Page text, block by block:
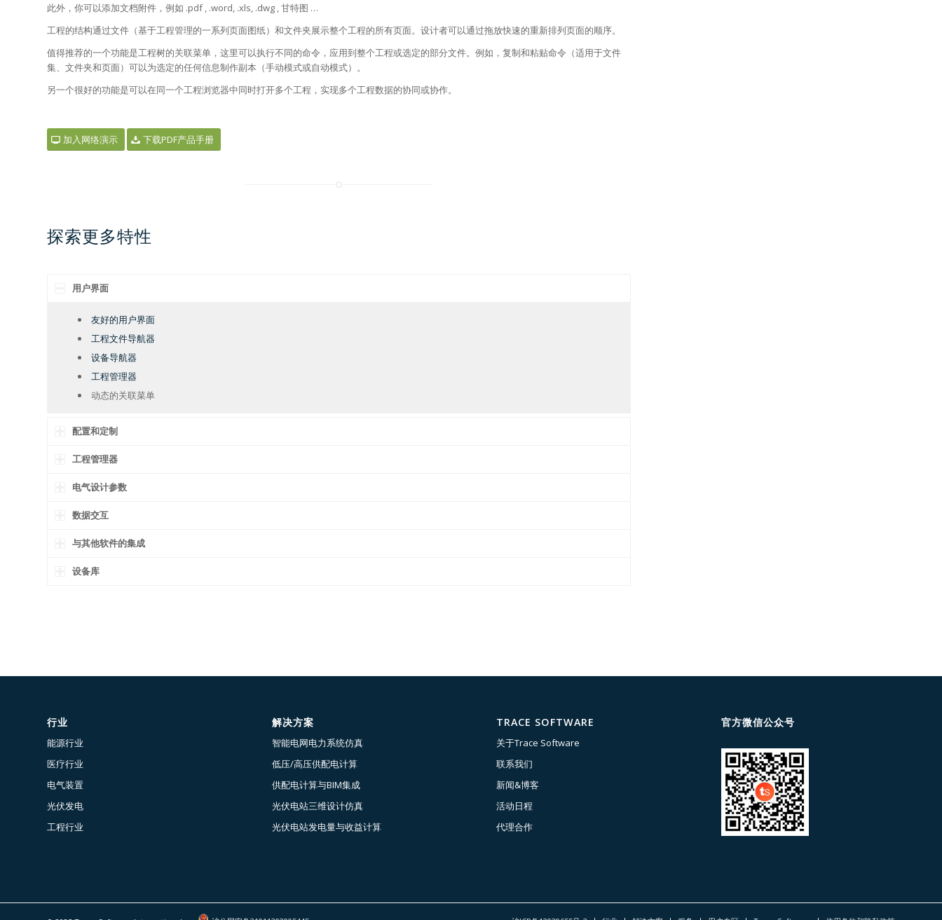
此外，你可以添加文档附件，例如 .pdf , .word, .xls, .dwg , 甘特图 …
工程的结构通过文件（基于工程管理的一系列页面图纸）和文件夹展示整个工程的所有页面。设计者可以通过拖放快速的重新排列页面的顺序。
值得推荐的一个功能是工程树的关联菜单，这里可以执行不同的命令，应用到整个工程或选定的部分文件。例如，复制和粘贴命令（适用于文件
集、文件夹和页面）可以为选定的任何信息制作副本（手动模式或自动模式）。
另一个很好的功能是可以在同一个工程浏览器中同时打开多个工程，实现多个工程数据的协同或协作。
加入网络演示 下载PDF产品手册
探索更多特性
用户界面
友好的用户界面
工程文件导航器
设备导航器
工程管理器
动态的关联菜单
配置和定制
工程管理器
电气设计参数
数据交互
与其他软件的集成
设备库
行业
能源行业
医疗行业
电气装置
光伏发电
工程行业
解决方案
智能电网电力系统仿真
低压/高压供配电计算
供配电计算与BIM集成
光伏电站三维设计仿真
光伏电站发电量与收益计算
TRACE SOFTWARE
关于Trace Software
联系我们
新闻&博客
活动日程
代理合作
官方微信公众号